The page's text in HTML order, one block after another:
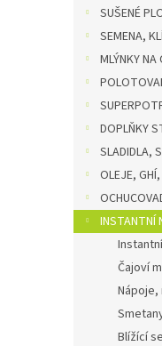
SUŠENÉ
SEMENA,
MLÝNKY
DOPLŇKY
SLADIDLA,
OLEJE,
INSTANTNÍ
Čajoví
Nápoje,
Blížící